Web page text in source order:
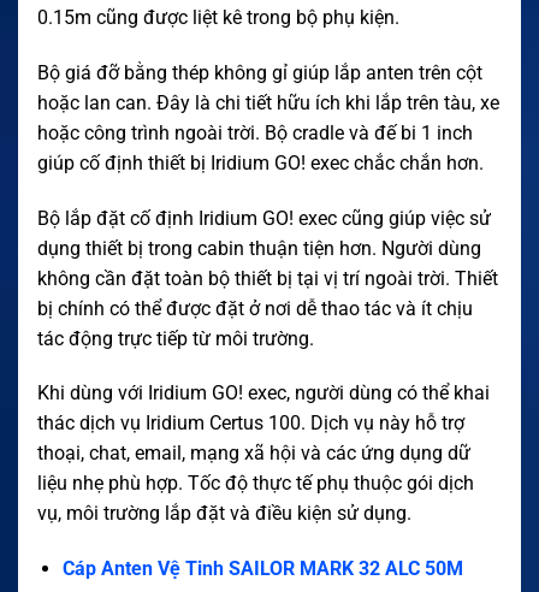
0.15m cũng được liệt kê trong bộ phụ kiện.
Bộ giá đỡ bằng thép không gỉ giúp lắp anten trên cột
hoặc lan can. Đây là chi tiết hữu ích khi lắp trên tàu, xe
hoặc công trình ngoài trời. Bộ cradle và đế bi 1 inch
giúp cố định thiết bị Iridium GO! exec chắc chắn hơn.
Bộ lắp đặt cố định Iridium GO! exec cũng giúp việc sử
dụng thiết bị trong cabin thuận tiện hơn. Người dùng
không cần đặt toàn bộ thiết bị tại vị trí ngoài trời. Thiết
bị chính có thể được đặt ở nơi dễ thao tác và ít chịu
tác động trực tiếp từ môi trường.
Khi dùng với Iridium GO! exec, người dùng có thể khai
thác dịch vụ Iridium Certus 100. Dịch vụ này hỗ trợ
thoại, chat, email, mạng xã hội và các ứng dụng dữ
liệu nhẹ phù hợp. Tốc độ thực tế phụ thuộc gói dịch
vụ, môi trường lắp đặt và điều kiện sử dụng.
Cáp Anten Vệ Tinh SAILOR MARK 32 ALC 50M